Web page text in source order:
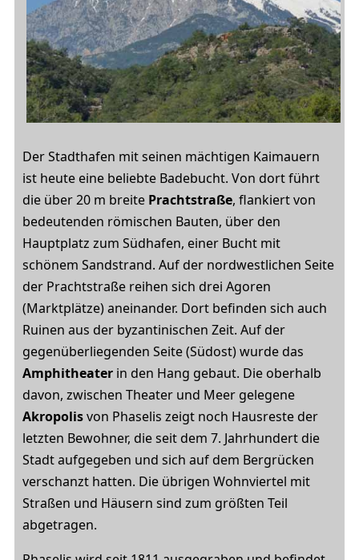
Der Stadthafen mit seinen mächtigen Kaimauern
ist heute eine beliebte Badebucht. Von dort führt
die über 20 m breite Prachtstraße, flankiert von
bedeutenden römischen Bauten, über den
Hauptplatz zum Südhafen, einer Bucht mit
schönem Sandstrand. Auf der nordwestlichen Seite
der Prachtstraße reihen sich drei Agoren
(Marktplätze) aneinander. Dort befinden sich auch
Ruinen aus der byzantinischen Zeit. Auf der
gegenüberliegenden Seite (Südost) wurde das
Amphitheater in den Hang gebaut. Die oberhalb
davon, zwischen Theater und Meer gelegene
Akropolisvon Phaselis zeigt noch Hausreste der
letzten Bewohner, die seit dem 7. Jahrhundert die
Stadt aufgegeben und sich auf dem Bergrücken
verschanzt hatten. Die übrigen Wohnviertel mit
Straßen und Häusern sind zum größten Teil
abgetragen.